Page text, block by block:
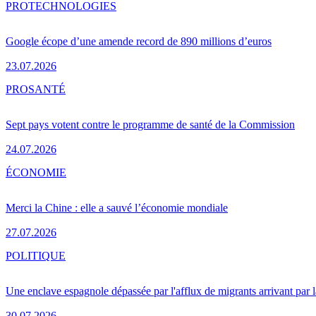
Google écope d’une amende record de 890 millions d’euros
23.07.2026
PROTECHNOLOGIES
Sept pays votent contre le programme de santé de la Commission
24.07.2026
PROSANTÉ
Merci la Chine : elle a sauvé l’économie mondiale
27.07.2026
ÉCONOMIE
Une enclave espagnole dépassée par l'afflux de migrants arrivant par
POLITIQUE